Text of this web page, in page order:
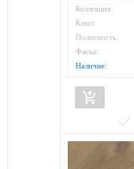
Коллекция:
Класс
износостойкости:
Полосность:
Фаска:
Наличие:
add_shopping_cart